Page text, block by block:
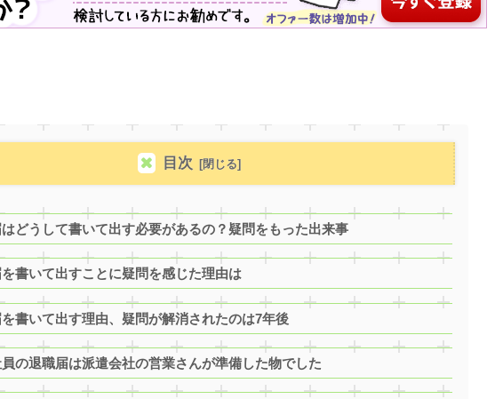
目次
どうして書いて出す必要があるの？疑問をもった出来事
書いて出すことに疑問を感じた理由は
書いて出す理由、疑問が解消されたのは7年後
の退職届は派遣会社の営業さんが準備した物でした